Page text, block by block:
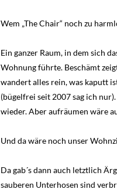
Wem „The Chair“ noch zu
Ein ganzer Raum, in dem sich
Wohnung führte. Beschämt
wandert alles rein, was kaputt
(bügelfrei seit 2007 sag ich
wieder. Aber aufräumen wäre
Und da wäre noch unser
Da gab´s dann auch letztlich
sauberen Unterhosen sind